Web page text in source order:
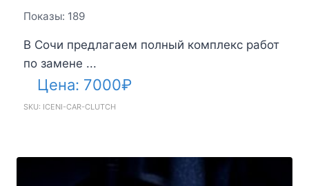
Показы: 189
В Сочи предлагаем полный комплекс работ
по замене ...
Цена: 7000₽
SKU: ICENI-CAR-CLUTCH